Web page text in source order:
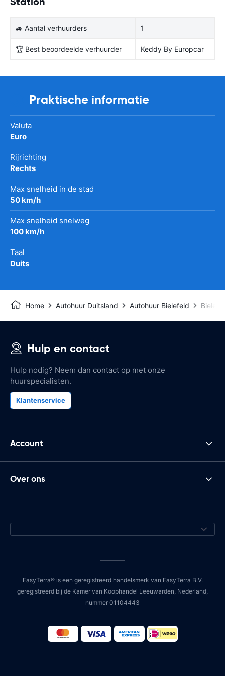
🚙 Aantal verhuurders 1
🏆 Best beoordeelde verhuurder Keddy By Europcar
Praktische informatie
Valuta
Euro
Rijrichting
Rechts
Max snelheid in de stad
50 km/h
Max snelheid snelweg
100 km/h
Taal
Duits
Home Autohuur Duitsland Autohuur Bielefeld
Hulp en contact
Hulp nodig? Neem dan contact op met onze
huurspecialisten.
Klantenservice
Account
Over ons
EasyTerra® is een geregistreerd handelsmerk van EasyTerra B.V.
geregistreerd bij de Kamer van Koophandel Leeuwarden, Nederland,
nummer 01104443